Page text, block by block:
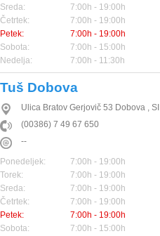
Sreda:
7:00h - 19:00h
Četrtek:
7:00h - 19:00h
Petek:
7:00h - 19:00h
Sobota:
7:00h - 15:00h
Nedelja:
7:00h - 11:30h
Tuš Dobova
Ulica Bratov Gerjovič 53 Dobova , SI
(00386) 7 49 67 650
--
Ponedeljek:
7:00h - 19:00h
Torek:
7:00h - 19:00h
Sreda:
7:00h - 19:00h
Četrtek:
7:00h - 19:00h
Petek:
7:00h - 19:00h
Sobota:
7:00h - 15:00h